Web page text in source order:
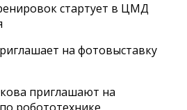
стартует в ЦМД
на фотовыставку
приглашают на